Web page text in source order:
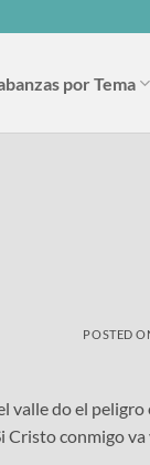
por Tema
POSTED
valle do el
Cristo conmigo